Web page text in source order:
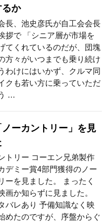
るか
長、池史彦氏が自工会会長
拶で 「シニア層が市場を
てくれているのだが、団塊
方々がいつまでも乗り続け
わけにはいかず、クルマ同
クも若い方に乗っていただ
…
ノーカントリー」を見
トリー コーエン兄弟製作
デミー賞4部門獲得のノー
ーを見ました。 まったく
画か知らずに見ました。
バレあり 予備知識なく映
めたのですが、序盤からぐ